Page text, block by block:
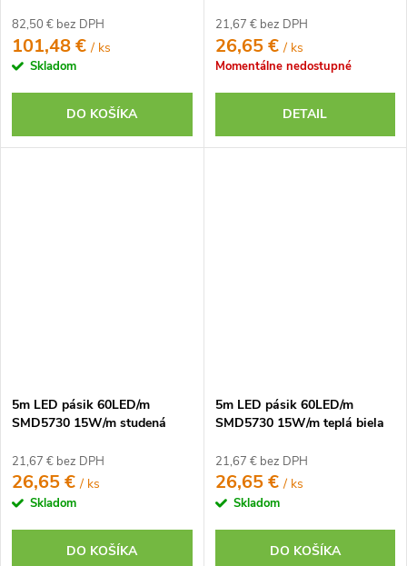
24V
82,50 € bez DPH
101,48 €/ ks
Skladom
DO KOŠÍKA
21,67 € bez DPH
26,65 €/ ks
Momentálne nedostupné
DETAIL
5m LED pásik 60LED/m
SMD5730 15W/m studená
21,67 € bez DPH
26,65 €/ ks
Skladom
DO KOŠÍKA
5m LED pásik 60LED/m
SMD5730 15W/m teplá biela
21,67 € bez DPH
26,65 €/ ks
Skladom
DO KOŠÍKA